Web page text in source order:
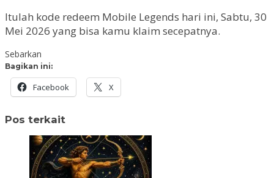
Itulah kode redeem Mobile Legends hari ini, Sabtu, 30
Mei 2026 yang bisa kamu klaim secepatnya.
Sebarkan
Bagikan ini:
Facebook X
Pos terkait